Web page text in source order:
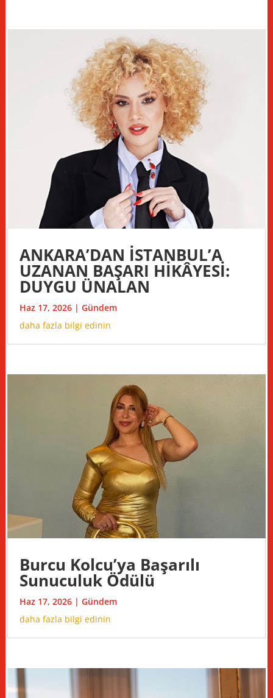
ANKARA’DAN İSTANBUL’A
UZANAN BAŞARI HİKÂYESİ:
DUYGU ÜNALAN
Haz 17, 2026 | Gündem
daha fazla bilgi edinin
Burcu Kolcu’ya Başarılı
Sunuculuk Ödülü
Haz 17, 2026 | Gündem
daha fazla bilgi edinin